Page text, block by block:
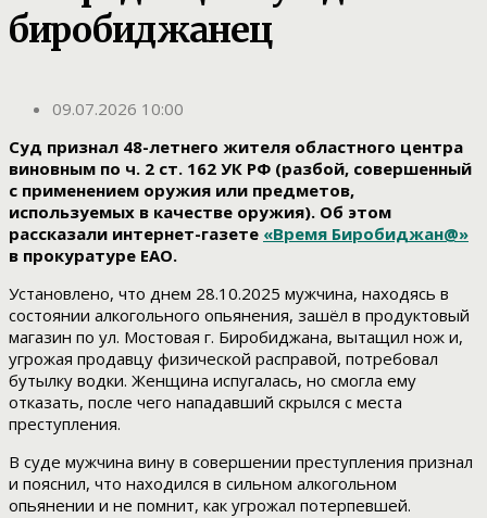
биробиджанец
09.07.2026 10:00
Суд признал 48-летнего жителя областного центра
виновным по ч. 2 ст. 162 УК РФ (разбой, совершенный
с применением оружия или предметов,
используемых в качестве оружия). Об этом
рассказали интернет-газете «Время Биробиджан@»
в прокуратуре ЕАО.
Установлено, что днем 28.10.2025 мужчина, находясь в
состоянии алкогольного опьянения, зашёл в продуктовый
магазин по ул. Мостовая г. Биробиджана, вытащил нож и,
угрожая продавцу физической расправой, потребовал
бутылку водки. Женщина испугалась, но смогла ему
отказать, после чего нападавший скрылся с места
преступления.
В суде мужчина вину в совершении преступления признал
и пояснил, что находился в сильном алкогольном
опьянении и не помнит, как угрожал потерпевшей.